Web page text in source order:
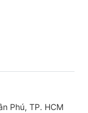
Phú, TP. HCM